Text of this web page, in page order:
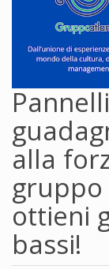
alla
ottieni
bassi!